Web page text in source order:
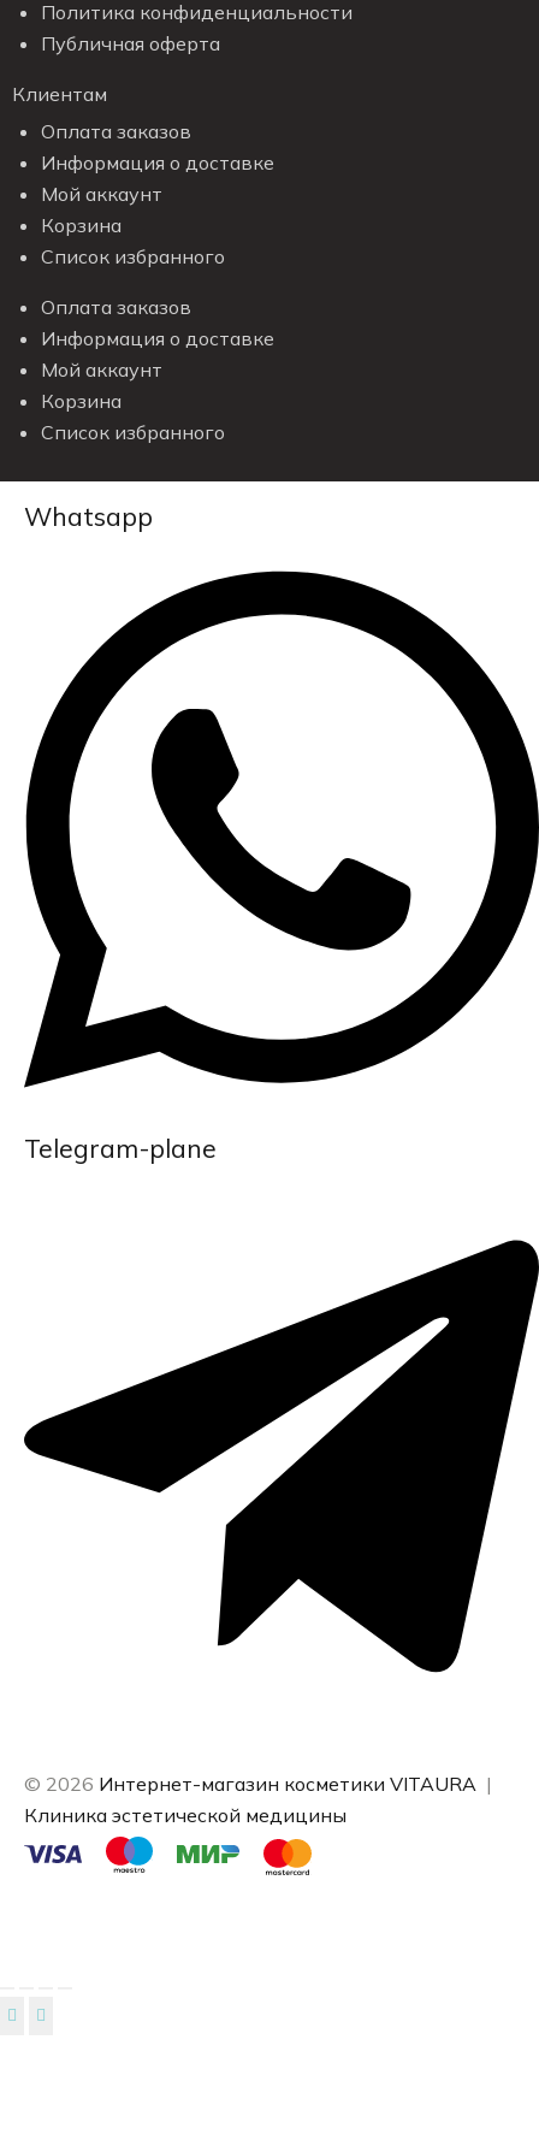
Политика конфиденциальности
Публичная оферта
Клиентам
Оплата заказов
Информация о доставке
Мой аккаунт
Корзина
Список избранного
Оплата заказов
Информация о доставке
Мой аккаунт
Корзина
Список избранного
Whatsapp
Telegram-plane
© 2026 Интернет-магазин косметики VITAURA |
Клиника эстетической медицины